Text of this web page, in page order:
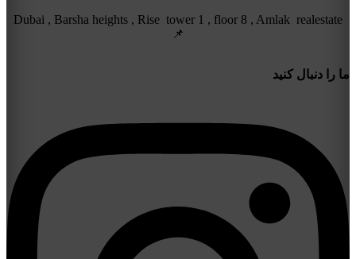
Dubai , Barsha heights , Rise tower 1 , floor 8 , Amlak realestate
📌
ما را دنبال کنید